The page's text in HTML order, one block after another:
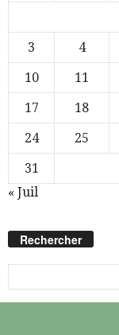
3
4
10
11
17
18
24
25
31
« Juil
Rechercher